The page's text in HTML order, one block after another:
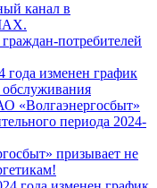
канал в
потребителей
года изменен график
«Волгаэнергосбыт»
периода 2024-
призывает не